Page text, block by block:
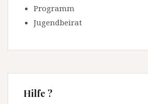
Programm
Jugendbeirat
Hilfe ?